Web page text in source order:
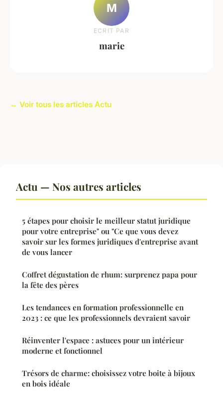
M
ECRIT PAR
marie
← Voir tous les articles Actu
Actu — Nos autres articles
5 étapes pour choisir le meilleur statut juridique
pour votre entreprise" ou "Ce que vous devez
savoir sur les formes juridiques d'entreprise avant
de vous lancer
Coffret dégustation de rhum: surprenez papa pour
la fête des pères
Les tendances en formation professionnelle en
2023 : ce que les professionnels devraient savoir
Réinventer l'espace : astuces pour un intérieur
moderne et fonctionnel
Trésors de charme: choisissez votre boite à bijoux
en bois idéale